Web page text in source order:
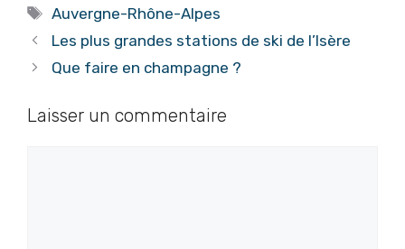
Étiquettes
Auvergne-Rhône-Alpes
Les plus grandes stations de ski de l’Isère
Que faire en champagne ?
Laisser un commentaire